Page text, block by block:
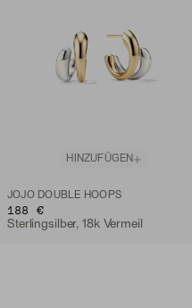
HINZUFÜGEN
JOJO DOUBLE HOOPS
188 €
Sterlingsilber, 18k Vermeil